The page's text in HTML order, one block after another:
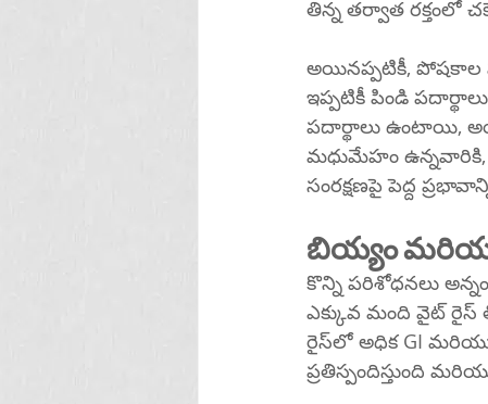
తిన్న తర్వాత రక్తంలో
అయినప్పటికీ, పోషకాల
ఇప్పటికీ పిండి
పదార్థాలు ఉంటాయి, అయితే అరకప్పు
మధుమేహం
సంరక్షణపై పెద్ద
బియ్యం
కొన్ని పరిశోధనలు
ఎక్కువ మంది వైట్ రైస్
రైస్‌లో అధిక GI మరియు తక్కువ ఫైబర్ కంటెంట్ కారణంగా ఇది కావచ్చు, ఇది శరీరాన్ని ఇన్సులిన్‌కు తక్కువ
ప్రతిస్పందిస్తుంది